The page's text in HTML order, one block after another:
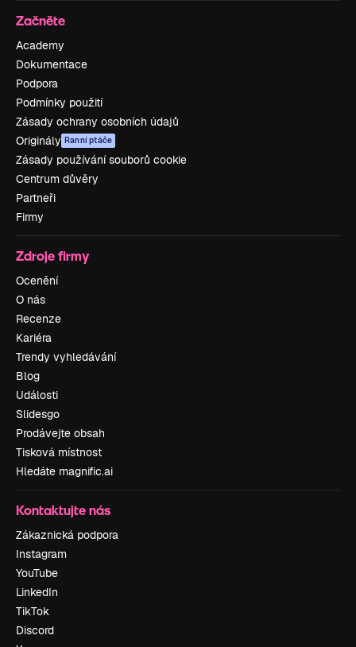
Začněte
Academy
Dokumentace
Podpora
Podmínky použití
Zásady ochrany osobních údajů
Originály Ranní ptáče
Zásady používání souborů cookie
Centrum důvěry
Partneři
Firmy
Zdroje firmy
Ocenění
O nás
Recenze
Kariéra
Trendy vyhledávání
Blog
Události
Slidesgo
Prodávejte obsah
Tisková místnost
Hledáte magnific.ai
Kontaktujte nás
Zákaznická podpora
Instagram
YouTube
LinkedIn
TikTok
Discord